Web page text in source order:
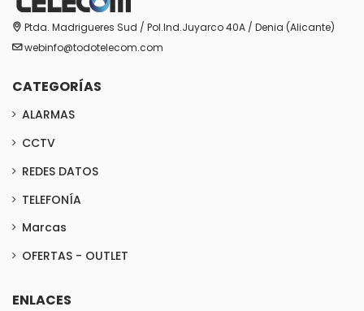
Ptda. Madrigueres Sud / Pol.Ind.Juyarco 40A / Denia (Alicante)
webinfo@todotelecom.com
CATEGORÍAS
ALARMAS
CCTV
REDES DATOS
TELEFONÍA
Marcas
OFERTAS - OUTLET
ENLACES